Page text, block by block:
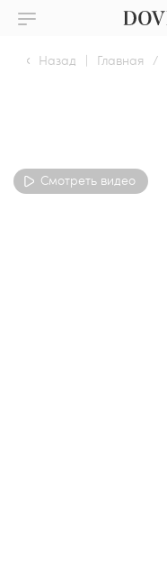
Назад | Главная /
Смотреть видео